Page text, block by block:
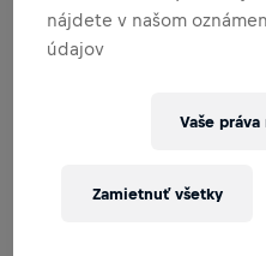
nájdete v našom
údajov
Vaše
Zamietnuť všetky